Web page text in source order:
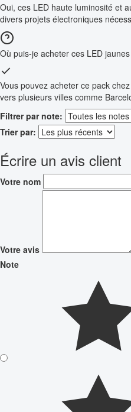
Oui, ces LED haute luminosité et
divers projets électroniques
Où puis-je acheter ces LED
Vous pouvez acheter ce pack
vers plusieurs villes comme
Filtrer par note:
Trier par:
Écrire un avis client
Votre nom
Votre avis
Note